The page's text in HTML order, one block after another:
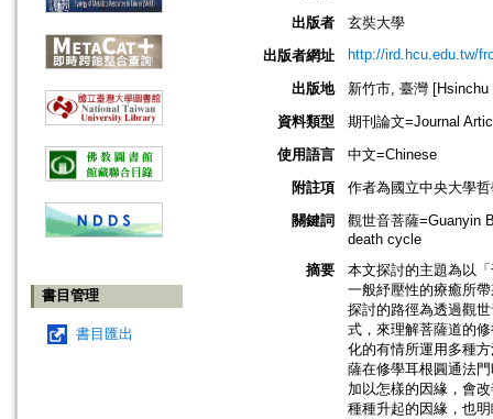
書目管理
書目匯出
出版者
玄奘大學
出版者網址
http://ird.hcu.edu.tw/
出版地
新竹市, 臺灣 [Hsinchu
資料類型
期刊論文=Journal
使用語言
中文=Chinese
附註項
作者為國立中央大學
關鍵詞
觀世音菩薩=Guanyin
death cycle
摘要
本文探討的主題為以
一般紓壓性的療癒所
探討的路徑為透過觀
式，來理解菩薩道的
化的有情所運用多種
薩在修學耳根圓通法
加以怎樣的因緣，會
種種升起的因緣，也